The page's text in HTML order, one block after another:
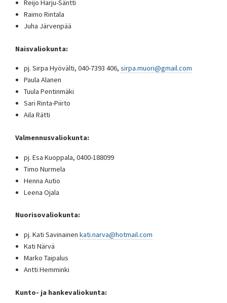
Reijo Harju-Säntti
Raimo Rintala
Juha Järvenpää
Naisvaliokunta:
pj. Sirpa Hyövälti, 040-7393 406,sirpa.muori@gmail.com
Paula Alanen
Tuula Pentinmäki
Sari Rinta-Piirto
Aila Rätti
Valmennusvaliokunta:
pj. Esa Kuoppala, 0400-188099
Timo Nurmela
Henna Autio
Leena Ojala
Nuorisovaliokunta:
pj. Kati Savinainenkati.narva@hotmail.com
Kati Närvä
Marko Taipalus
Antti Hemminki
Kunto- ja hankevaliokunta: